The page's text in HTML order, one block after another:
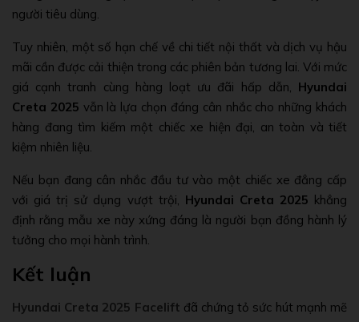
người tiêu dùng.
Tuy nhiên, một số hạn chế về chi tiết nội thất và dịch vụ hậu
mãi cần được cải thiện trong các phiên bản tương lai. Với mức
giá cạnh tranh cùng hàng loạt ưu đãi hấp dẫn, Hyundai
Creta 2025 vẫn là lựa chọn đáng cân nhắc cho những khách
hàng đang tìm kiếm một chiếc xe hiện đại, an toàn và tiết
kiệm nhiên liệu.
Nếu bạn đang cân nhắc đầu tư vào một chiếc xe đẳng cấp
với giá trị sử dụng vượt trội, Hyundai Creta 2025 khẳng
định rằng mẫu xe này xứng đáng là người bạn đồng hành lý
tưởng cho mọi hành trình.
Kết luận
Hyundai Creta 2025 Facelift đã chứng tỏ sức hút mạnh mẽ